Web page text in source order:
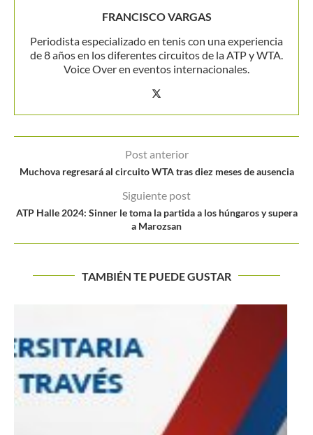
FRANCISCO VARGAS
Periodista especializado en tenis con una experiencia
de 8 años en los diferentes circuitos de la ATP y WTA.
Voice Over en eventos internacionales.
Post anterior
Muchova regresará al circuito WTA tras diez meses de ausencia
Siguiente post
ATP Halle 2024: Sinner le toma la partida a los húngaros y supera
a Marozsan
TAMBIÉN TE PUEDE GUSTAR